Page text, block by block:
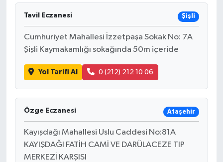
Tavil Eczanesi Şişli
Cumhuriyet Mahallesi İzzetpaşa Sokak No: 7A
Şişli Kaymakamlığı sokağında 50m içeride
Yol Tarifi Al 0 (212) 212 10 06
Özge Eczanesi Ataşehir
Kayışdağı Mahallesi Uslu Caddesi No:81A
KAYIŞDAĞI FATİH CAMİ VE DARÜLACEZE TIP
MERKEZİ KARŞISI